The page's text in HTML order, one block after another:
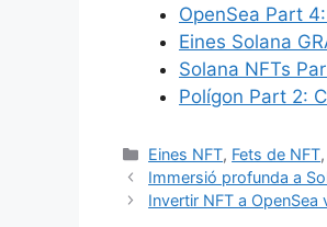
b
o
o
k
t
e
r
i
OpenSea Part
Eines Solana
Solana NFTs
Polígon Part 2:
Eines NFT, Fets de NFT,
Immersió profunda a
Invertir NFT a OpenSea